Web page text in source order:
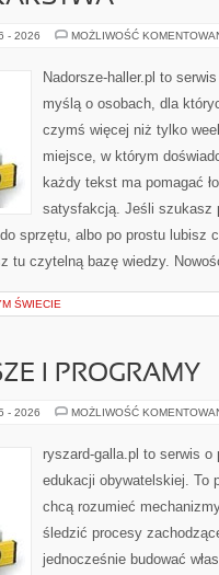
- 2026 MOŻLIWOŚĆ
Nadorsze-haller.pl to
myślą o osobach, dla
czymś więcej niż tylko
miejsce, w którym
każdy tekst ma pomagać
satysfakcją. Jeśli szukasz
sprzętu, albo po prostu lubisz
tu czytelną bazę wiedzy.
ŚWIECIE
I PROGRAMY
- 2026 MOŻLIWOŚĆ
ryszard-galla.pl to serwis
edukacji obywatelskiej. To
chcą rozumieć
śledzić procesy
jednocześnie budować